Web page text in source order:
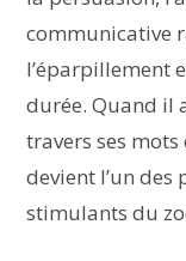
communicative
l’éparpillement
durée. Quand il
travers ses mots
devient l’un des
stimulants du